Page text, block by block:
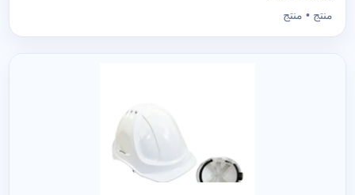
منتج • منتج